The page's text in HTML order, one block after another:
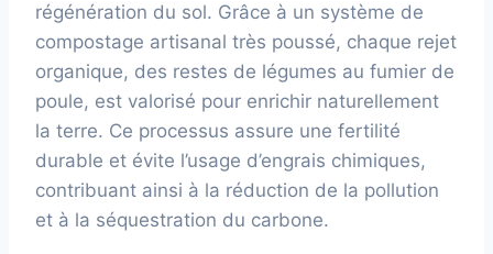
régénération du sol. Grâce à un système de
compostage artisanal très poussé, chaque rejet
organique, des restes de légumes au fumier de
poule, est valorisé pour enrichir naturellement
la terre. Ce processus assure une fertilité
durable et évite l’usage d’engrais chimiques,
contribuant ainsi à la réduction de la pollution
et à la séquestration du carbone.